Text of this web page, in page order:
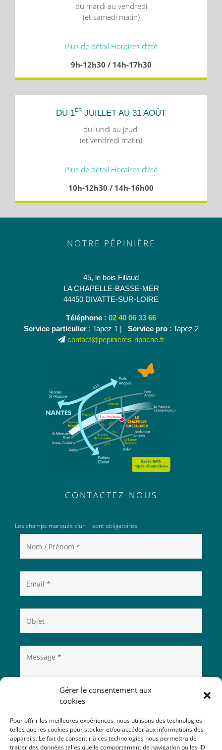
Gérer le consentement aux
cookies
Pour offrir les meilleures expériences, nous utilisons des technologies
telles que les cookies pour stocker et/ou accéder aux informations des
appareils. Le fait de consentir à ces technologies nous permettra de
traiter des données telles que le comportement de navigation ou les ID
du mardi au vendredi
(et samedi matin)
.
Plus de détail Horaires d’été
9h-12h30 / 14h-17h30
DU 1ER JUILLET AU 31 AOÛT
du lundi au jeudi
(et vendredi matin)
.
Plus de détail Horaires d’été
10h-12h30 / 14h-16h00
NOTRE PÉPINIÈRE
45, le bois Fillaud
LA CHAPELLE-BASSE-MER
44450 DIVATTE-SUR-LOIRE
Téléphone : 02 40 06 33 66
Service particulier: Tapez 1 | Service pro: Tapez 2
contact@pepinieres-ripoche.fr
CONTACTEZ-NOUS
Les champs marqués d’un * sont obligatoires